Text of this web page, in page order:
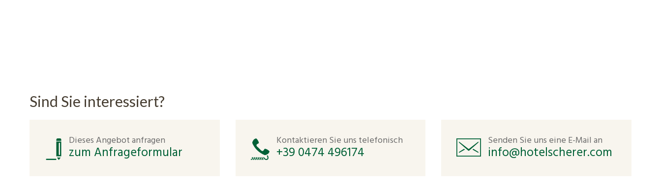
Sind Sie interessiert?
Dieses Angebot anfragen
zum Anfrageformular
Kontaktieren Sie uns telefonisch
+39 0474 496174
Senden Sie uns eine E-Mail an
info@hotelscherer.com